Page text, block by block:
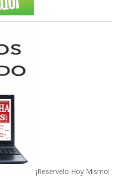
¡Reservelo Hoy Mismo!